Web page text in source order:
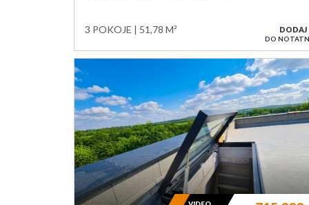
3 POKOJE 51,78 M² DODAJ
DO
VIDEO